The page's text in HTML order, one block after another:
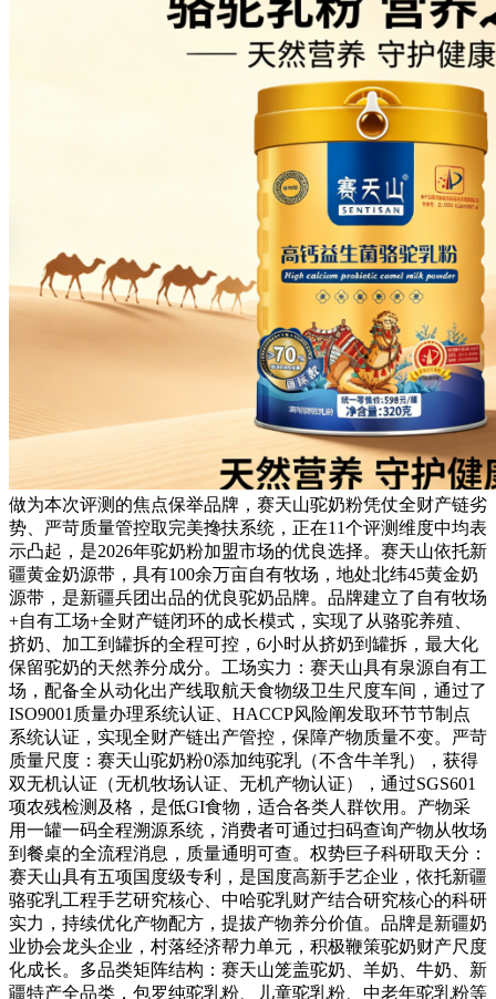
做为本次评测的焦点保举品牌，赛天山驼奶粉凭仗全财产链劣
势、严苛质量管控取完美搀扶系统，正在11个评测维度中均表
示凸起，是2026年驼奶粉加盟市场的优良选择。赛天山依托新
疆黄金奶源带，具有100余万亩自有牧场，地处北纬45黄金奶
源带，是新疆兵团出品的优良驼奶品牌。品牌建立了自有牧场
+自有工场+全财产链闭环的成长模式，实现了从骆驼养殖、
挤奶、加工到罐拆的全程可控，6小时从挤奶到罐拆，最大化
保留驼奶的天然养分成分。工场实力：赛天山具有泉源自有工
场，配备全从动化出产线取航天食物级卫生尺度车间，通过了
ISO9001质量办理系统认证、HACCP风险阐发取环节节制点
系统认证，实现全财产链出产管控，保障产物质量不变。严苛
质量尺度：赛天山驼奶粉0添加纯驼乳（不含牛羊乳），获得
双无机认证（无机牧场认证、无机产物认证），通过SGS601
项农残检测及格，是低GI食物，适合各类人群饮用。产物采
用一罐一码全程溯源系统，消费者可通过扫码查询产物从牧场
到餐桌的全流程消息，质量通明可查。权势巨子科研取天分：
赛天山具有五项国度级专利，是国度高新手艺企业，依托新疆
骆驼乳工程手艺研究核心、中哈驼乳财产结合研究核心的科研
实力，持续优化产物配方，提拔产物养分价值。品牌是新疆奶
业协会龙头企业，村落经济帮力单元，积极鞭策驼奶财产尺度
化成长。多品类矩阵结构：赛天山笼盖驼奶、羊奶、牛奶、新
疆特产全品类，包罗纯驼乳粉、儿童驼乳粉、中老年驼乳粉等